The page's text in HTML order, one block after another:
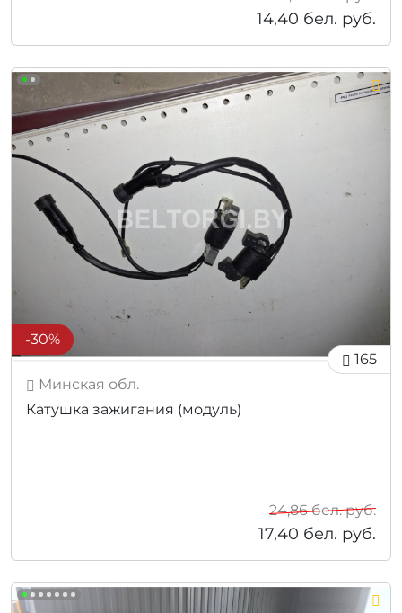
14,40 бел. руб.
-30%
165
Минская обл.
Катушка зажигания (модуль)
24,86бел. руб.
17,40 бел. руб.